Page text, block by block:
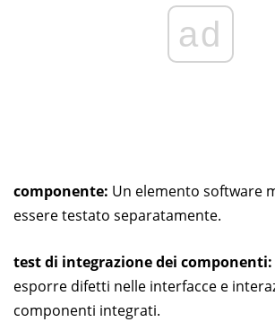
ad
componente: Un elemento software
essere testato separatamente.
test di integrazione dei componenti:
esporre difetti nelle interfacce e
componenti integrati.